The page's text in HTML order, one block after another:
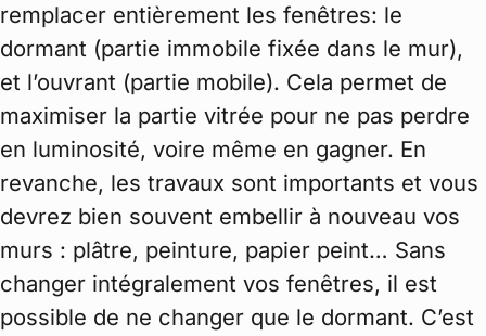
remplacer entièrement les fenêtres: le
dormant (partie immobile fixée dans le mur),
et l’ouvrant (partie mobile). Cela permet de
maximiser la partie vitrée pour ne pas perdre
en luminosité, voire même en gagner. En
revanche, les travaux sont importants et vous
devrez bien souvent embellir à nouveau vos
murs : plâtre, peinture, papier peint… Sans
changer intégralement vos fenêtres, il est
possible de ne changer que le dormant. C’est